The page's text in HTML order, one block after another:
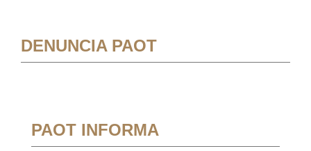
DENUNCIA PAOT
PAOT INFORMA